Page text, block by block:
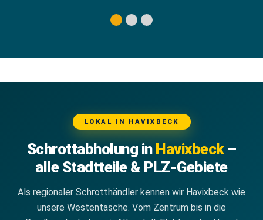
LOKAL IN HAVIXBECK
Schrottabholung in Havixbeck–
alle Stadtteile & PLZ-Gebiete
Als regionaler Schrotthändler kennen wir Havixbeck wie
unsere Westentasche. Vom Zentrum bis in die